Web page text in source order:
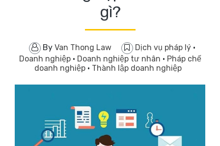
gì?
By Van Thong Law Dịch vụ pháp lý ·
Doanh nghiệp · Doanh nghiệp tư nhân · Pháp chế
doanh nghiệp · Thành lập doanh nghiệp